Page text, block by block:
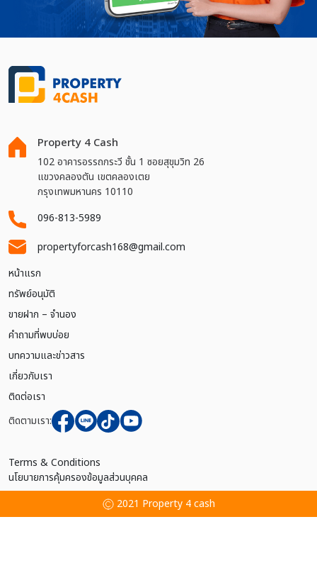
Property 4 Cash
102 อาคารอรรถกระวี ชั้น 1 ซอยสุขุมวิท 26
แขวงคลองตัน เขตคลองเตย
กรุงเทพมหานคร 10110
096-813-5989
propertyforcash168@gmail.com
หน้าแรก
ทรัพย์อนุมัติ
ขายฝาก – จำนอง
คำถามที่พบบ่อย
บทความและข่าวสาร
เกี่ยวกับเรา
ติดต่อเรา
ติดตามเรา:
Terms & Conditions
นโยบายการคุ้มครองข้อมูลส่วนบุคคล
2021 Property 4 cash